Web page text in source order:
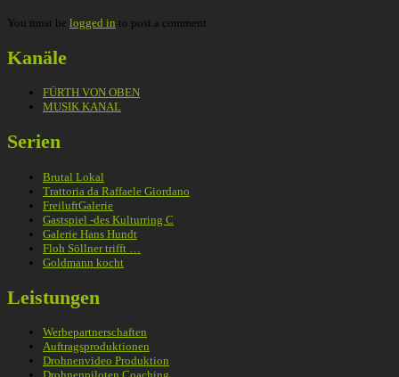
You must be logged in to post a comment.
Kanäle
FÜRTH VON OBEN
MUSIK KANAL
Serien
Brutal Lokal
Trattoria da Raffaele Giordano
FreiluftGalerie
Gastspiel -des Kulturring C
Galerie Hans Hundt
Floh Söllner trifft …
Goldmann kocht
Leistungen
Werbepartnerschaften
Auftragsproduktionen
Drohnenvideo Produktion